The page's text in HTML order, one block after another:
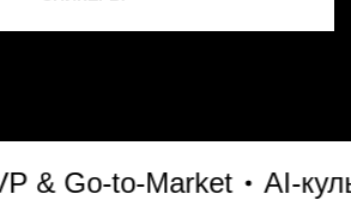
Go-to-Market AI-